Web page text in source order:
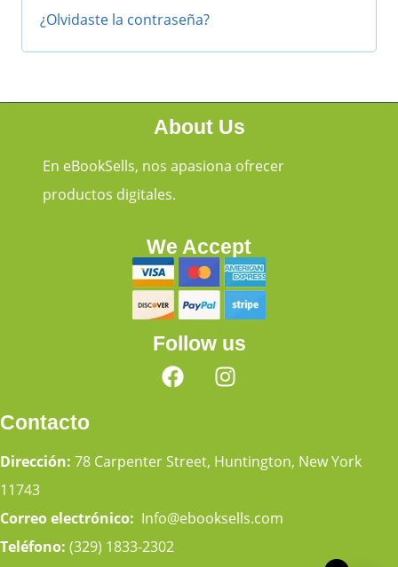
¿Olvidaste la contraseña?
About Us
En eBookSells, nos apasiona ofrecer
productos digitales.
We Accept
Follow us
Contacto
Dirección: 78 Carpenter Street, Huntington, New York
11743
Correo electrónico: Info@ebooksells.com
Teléfono: (329) 1833-2302